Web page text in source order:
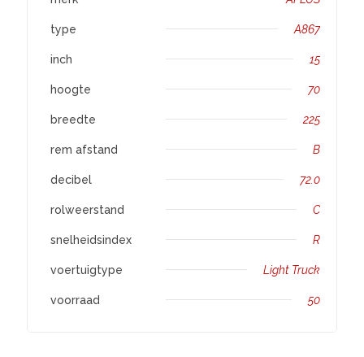
type A867
inch 15
hoogte 70
breedte 225
rem afstand B
decibel 72.0
rolweerstand C
snelheidsindex R
voertuigtype Light Truck
voorraad 50